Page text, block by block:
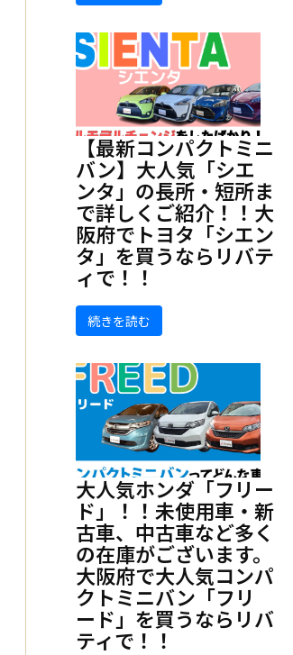
【最新コンパクトミニ
バン】大人気「シエ
ンタ」の長所・短所ま
で詳しくご紹介！！大
阪府でトヨタ「シエン
タ」を買うならリバテ
ィで！！
続きを読む
大人気ホンダ「フリー
ド」！！未使用車・新
古車、中古車など多く
の在庫がございます。
大阪府で大人気コンパ
クトミニバン「フリ
ード」を買うならリバ
ティで！！